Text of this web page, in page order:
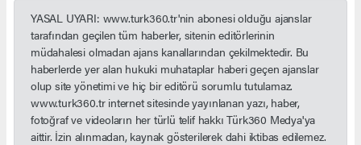
YASAL UYARI: www.turk360.tr'nin abonesi olduğu ajanslar
tarafından geçilen tüm haberler, sitenin editörlerinin
müdahalesi olmadan ajans kanallarından çekilmektedir. Bu
haberlerde yer alan hukuki muhataplar haberi geçen ajanslar
olup site yönetimi ve hiç bir editörü sorumlu tutulamaz.
www.turk360.tr internet sitesinde yayınlanan yazı, haber,
fotoğraf ve videoların her türlü telif hakkı Türk360 Medya'ya
aittir. İzin alınmadan, kaynak gösterilerek dahi iktibas edilemez.